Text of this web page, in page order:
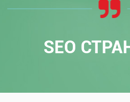
SEO